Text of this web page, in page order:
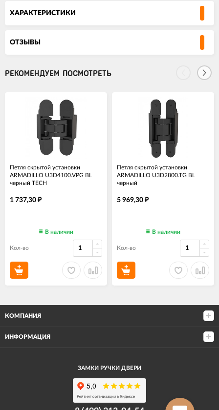
ХАРАКТЕРИСТИКИ
ОТЗЫВЫ
РЕКОМЕНДУЕМ ПОСМОТРЕТЬ
Петля скрытой установки
ARMADILLO U3D4100.VPG BL
черный TECH
1 737,30 ₽
В наличии
Кол-во
Петля скрытой установки
ARMADILLO U3D2800.TG BL
черный
5 969,30 ₽
В наличии
Кол-во
КОМПАНИЯ
ИНФОРМАЦИЯ
ЗАМКИ РУЧКИ ДВЕРИ